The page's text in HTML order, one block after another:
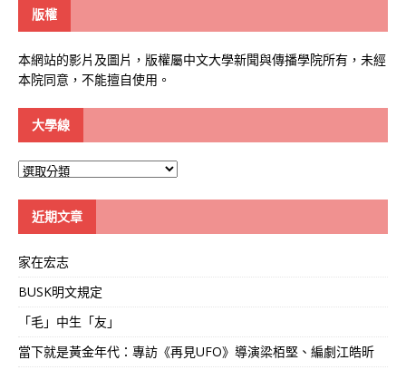
版權
本網站的影片及圖片，版權屬中文大學新聞與傳播學院所有，未經
本院同意，不能擅自使用。
大學線
大
近期文章
家在宏志
BUSK明文規定
「毛」中生「友」
當下就是黃金年代：專訪《再見UFO》導演梁栢堅、編劇江皓昕